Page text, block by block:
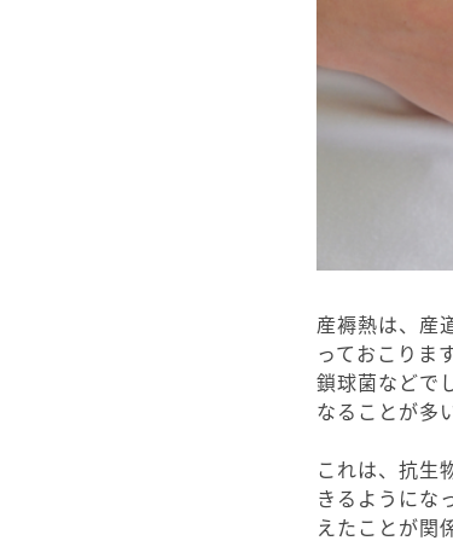
産褥熱は、産
っておこりま
鎖球菌などで
なることが多
これは、抗生
きるようにな
えたことが関